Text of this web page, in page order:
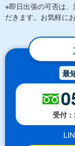
※即日出張の可否は
だきます。お気軽に
最
受付